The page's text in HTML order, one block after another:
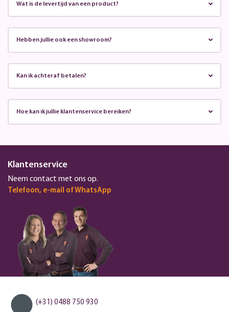
Wat is de levertijd van een product?
Hebben jullie ook een showroom?
Kan ik achteraf betalen?
Hoe kan ik jullie klantenservice bereiken?
Klantenservice
Neem contact met ons op.
Telefoon, e-mail of WhatsApp
(+31) 0488 750 930